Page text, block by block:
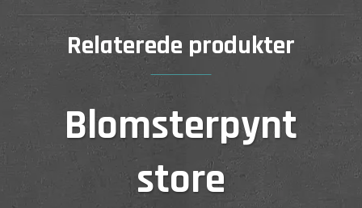
Relaterede produkter
Blomsterpynt
store